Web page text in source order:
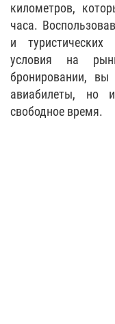
километров,
часа.
и
условия на
бронировании,
авиабилеты, но
свободное время.